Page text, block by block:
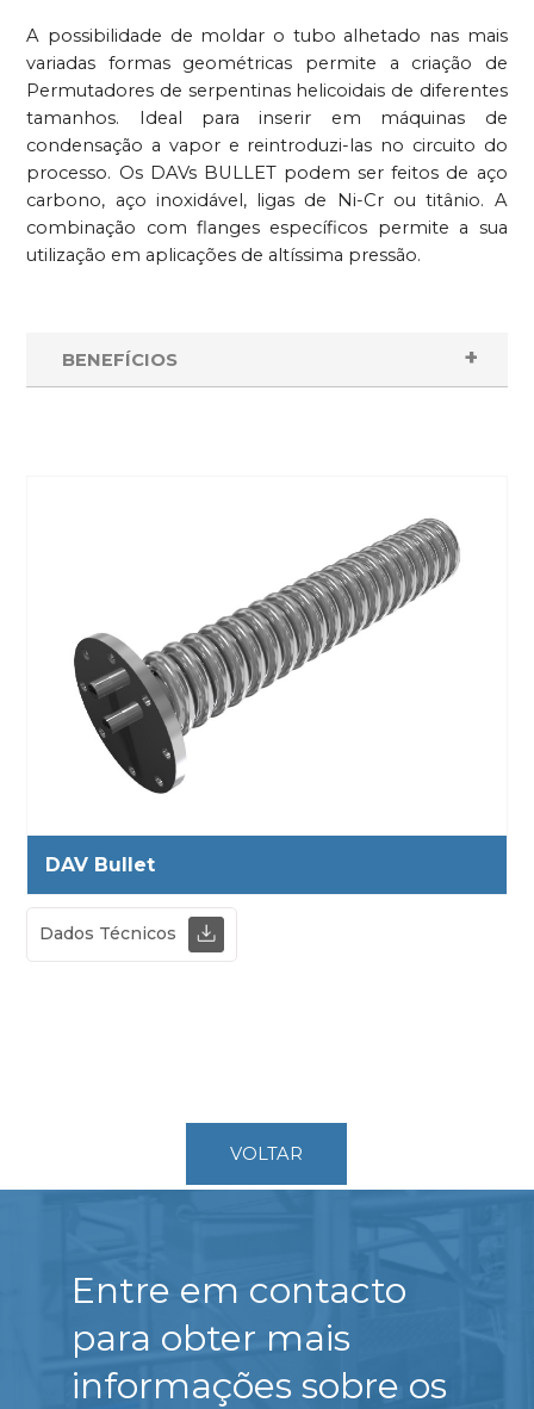
A possibilidade de moldar o tubo alhetado nas mais
variadas formas geométricas permite a criação de
Permutadores de serpentinas helicoidais de diferentes
tamanhos. Ideal para inserir em máquinas de
condensação a vapor e reintroduzi-las no circuito do
processo. Os DAVs BULLET podem ser feitos de aço
carbono, aço inoxidável, ligas de Ni-Cr ou titânio. A
combinação com flanges específicos permite a sua
utilização em aplicações de altíssima pressão.
BENEFÍCIOS
DAV Bullet
Dados Técnicos
VOLTAR
Entre em contacto
para obter mais
informações sobre os